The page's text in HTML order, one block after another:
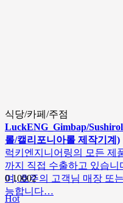
식당/카페/주점
LuckENG_Gimbap/
롤/캘리포니아롤 제작기계)
럭키엔지니어링의 모든 제
까지 직접 수출하고 있습
며, 호주의 고객님 매장 또
능합니다…
010002
Hot